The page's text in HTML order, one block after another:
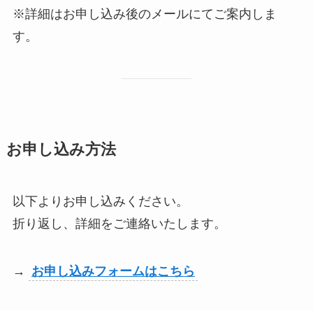
※詳細はお申し込み後のメールにてご案内しま
す。
お申し込み方法
以下よりお申し込みください。
折り返し、詳細をご連絡いたします。
→ お申し込みフォームはこちら